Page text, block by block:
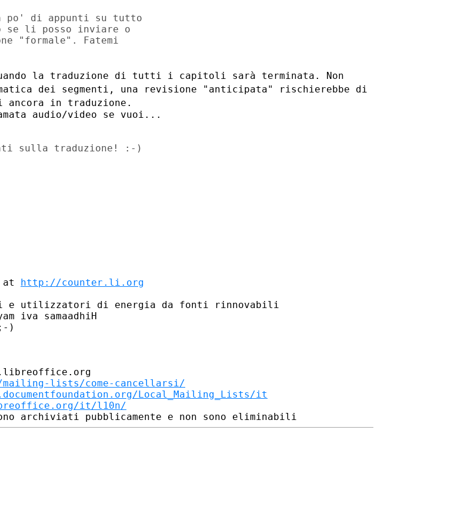
po' di appunti su tutto
se li posso inviare o
"formale". Fatemi
la traduzione di tutti i capitoli sarà terminata. Non
dei segmenti, una revisione "anticipata" rischierebbe di
in traduzione.
audio/video se vuoi...
sulla traduzione! :-)
at http://counter.li.org
e utilizzatori di energia da fonti rinnovabili
iva samaadhiH
)
lists/come-cancellarsi/
Local_Mailing_Lists/it
it/l10n/